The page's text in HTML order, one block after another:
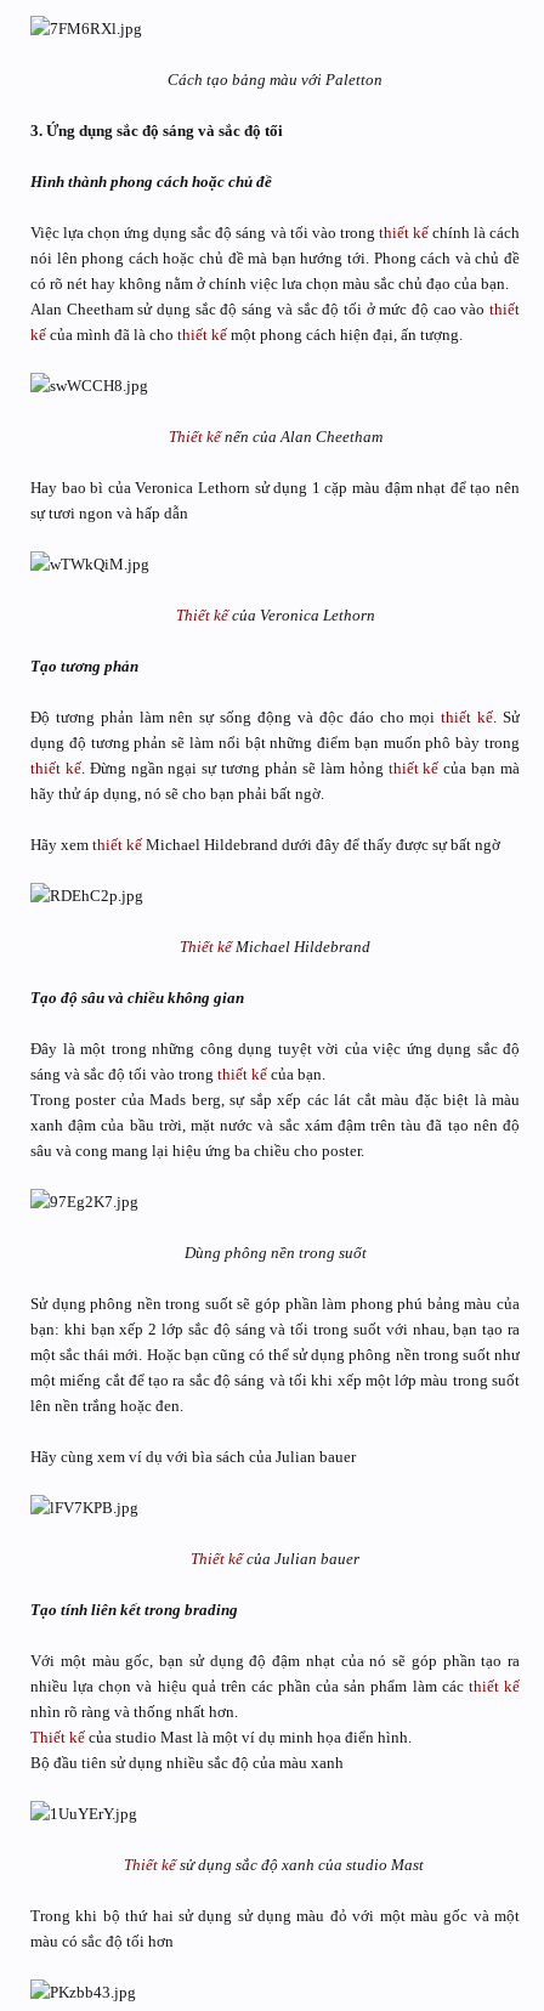
Cách tạo bảng màu với Paletton
3. Ứng dụng sắc độ sáng và sắc độ tối
Hình thành phong cách hoặc chủ đề
Việc lựa chọn ứng dụng sắc độ sáng và tối vào trong thiết kếchính là cách
nói lên phong cách hoặc chủ đề mà bạn hướng tới. Phong cách và chủ đề
có rõ nét hay không nằm ở chính việc lưa chọn màu sắc chủ đạo của bạn.
Alan Cheetham sử dụng sắc độ sáng và sắc độ tối ở mức độ cao vào thiết
kế của mình đã là cho thiết kế một phong cách hiện đại, ấn tượng.
Thiết kếnến của Alan Cheetham
Hay bao bì của Veronica Lethorn sử dụng 1 cặp màu đậm nhạt để tạo nên
sự tươi ngon và hấp dẫn
Thiết kếcủa Veronica Lethorn
Tạo tương phản
Độ tương phản làm nên sự sống động và độc đáo cho mọithiết kế. Sử
dụng độ tương phản sẽ làm nổi bật những điểm bạn muốn phô bày trong
thiết kế. Đừng ngần ngại sự tương phản sẽ làm hỏng thiết kế của bạn mà
hãy thử áp dụng, nó sẽ cho bạn phải bất ngờ.
Hãy xem thiết kế Michael Hildebrand dưới đây để thấy được sự bất ngờ
Thiết kếMichael Hildebrand
Tạo độ sâu và chiều không gian
Đây là một trong những công dụng tuyệt vời của việc ứng dụng sắc độ
sáng và sắc độ tối vào trong thiết kế của bạn.
Trong poster của Mads berg, sự sắp xếp các lát cắt màu đặc biệt là màu
xanh đậm của bầu trời, mặt nước và sắc xám đậm trên tàu đã tạo nên độ
sâu và cong mang lại hiệu ứng ba chiều cho poster.
Dùng phông nền trong suốt
Sử dụng phông nền trong suốt sẽ góp phần làm phong phú bảng màu của
bạn: khi bạn xếp 2 lớp sắc độ sáng và tối trong suốt với nhau, bạn tạo ra
một sắc thái mới. Hoặc bạn cũng có thể sử dụng phông nền trong suốt như
một miếng cắt để tạo ra sắc độ sáng và tối khi xếp một lớp màu trong suốt
lên nền trắng hoặc đen.
Hãy cùng xem ví dụ với bìa sách của Julian bauer
Thiết kếcủa Julian bauer
Tạo tính liên kết trong brading
Với một màu gốc, bạn sử dụng độ đậm nhạt của nó sẽ góp phần tạo ra
nhiều lựa chọn và hiệu quả trên các phần của sản phẩm làm các thiết kế
nhìn rõ ràng và thống nhất hơn.
Thiết kế của studio Mast là một ví dụ minh họa điển hình.
Bộ đầu tiên sử dụng nhiều sắc độ của màu xanh
Thiết kếsử dụng sắc độ xanh của studio Mast
Trong khi bộ thứ hai sử dụng sử dụng màu đỏ với một màu gốc và một
màu có sắc độ tối hơn